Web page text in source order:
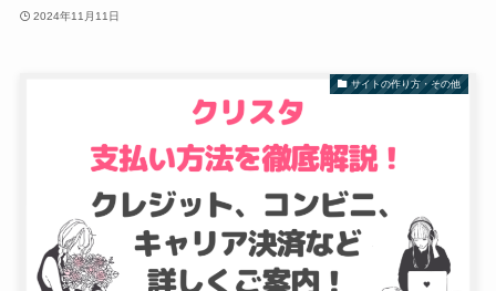
2024年11月11日
サイトの作り方・その他